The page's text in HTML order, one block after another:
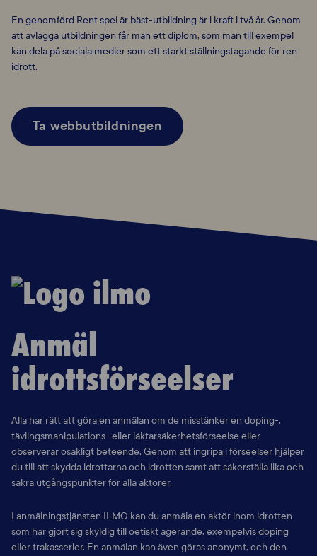
En genomförd Rent spel är bäst-utbildning är i kraft i två år. Genom
att avlägga utbildningen får man ett diplom, som man till exempel
kan dela på sociala medier som ett starkt ställningstagande för ren
idrott.
Ta webbutbildningen
Anmäl
idrottsförseelser
Alla har rätt att göra en anmälan om de misstänker en doping-,
tävlingsmanipulations- eller läktarsäkerhetsförseelse eller
observerar osakligt beteende. Genom att ingripa i förseelser hjälper
du till att skydda idrottarnaoch idrotten samt att säkerställa lika och
säkra utgångspunkter för alla aktörer.
I anmälningstjänsten ILMO kan du anmäla en aktör inom idrotten
som har gjortsig skyldig till oetiskt agerande, exempelvis doping
eller trakasserier. En anmälan kan även göras anonymt, och den